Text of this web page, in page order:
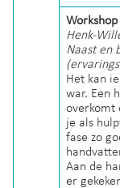
Henk-
Naast en
Het kan
war. Een
overkomt
je als
fase zo
Aan de
er